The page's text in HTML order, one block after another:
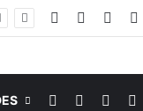
FacebookYouTube
FacebookYouTube